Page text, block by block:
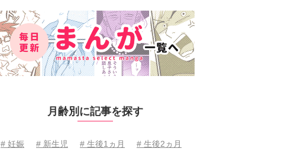
月齢別に記事を探す
# 妊娠 # 新生児 # 生後1ヵ月
# 生後2ヵ月